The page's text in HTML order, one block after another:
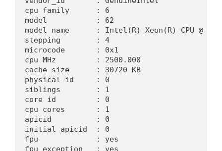
cpu family      : 6
model           : 62
model name      : Intel(R) Xeon(R) CPU @
stepping        : 4
microcode       : 0x1
cpu MHz         : 2500.000
cache size      : 30720 KB
physical id     : 0
siblings        : 1
core id         : 0
cpu cores       : 1
apicid          : 0
initial apicid  : 0
fpu             : yes
fpu_exception   : yes